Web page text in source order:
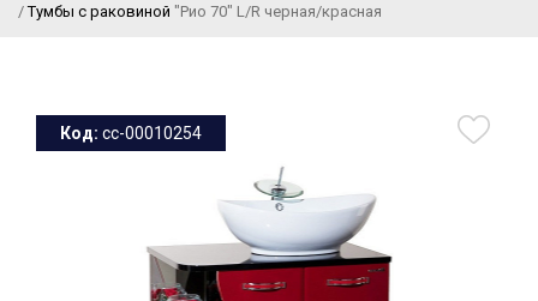
КонтактыКолеровка
Каталог 0
/ Тумбы с раковиной "Рио 70" L/R черная/красная
Код: cc-00010254